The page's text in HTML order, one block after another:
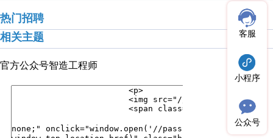
热门招聘
相关主题
官方公众号智造工程师
客服
小程序
公众号